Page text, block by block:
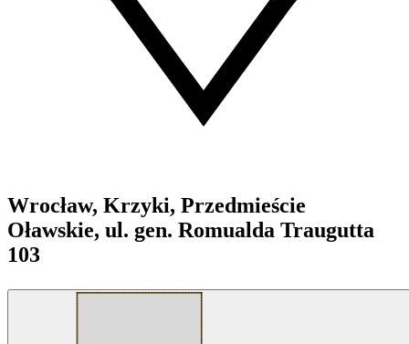
Wrocław, Krzyki, Przedmieście
Oławskie, ul. gen. Romualda Traugutta
103